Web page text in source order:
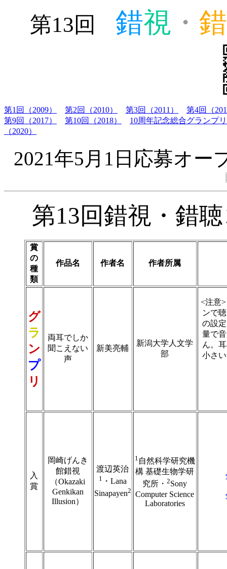
第13回 錯視 ・錯
第1回（2009） 第2回（2010） 第3回（2011）
第4回（
第9回（2017）
第10回（2018）
10周年記念総合グランプ
（2020）
2021年5月1日応募オー
第13回錯視・錯
賞
の
種
類
作品名 作者名 作者所属
グ
ラ
ン
プ
リ
両耳でしか
聞こえない
声
新美亮輔
新潟大学人文学
部
<注意
ンで
の設
量で
ん。
小さ
入
賞
岡崎げんき
館錯視
（Okazaki
Genkikan
Illusion）
渡辺英治
1 ・Lana
Sinapayen2
1 自然科学研究機
構 基礎生物学研
究所・2Sony
Computer Science
Laboratories